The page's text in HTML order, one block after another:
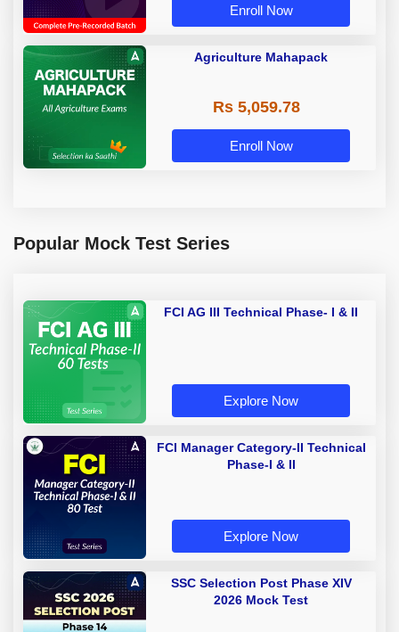
Adda 247
Enroll Now
Agriculture Mahapack
Rs 5,059.78
Enroll Now
Popular Mock Test Series
FCI AG III Technical Phase- I & II
Explore Now
FCI Manager Category-II Technical
Phase-I & II
Explore Now
SSC Selection Post Phase XIV
2026 Mock Test